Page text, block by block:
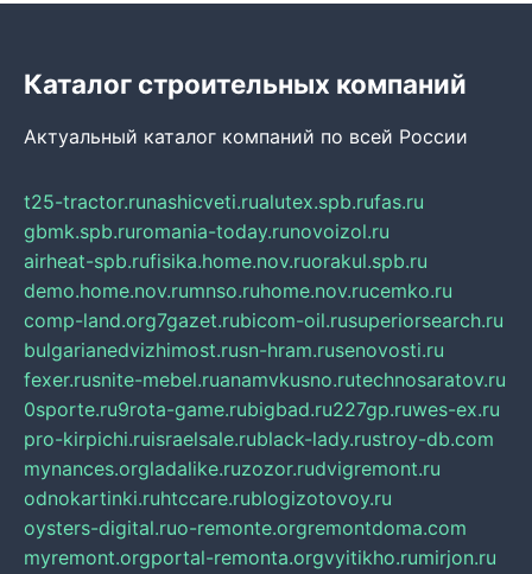
Каталог строительных компаний
Актуальный каталог компаний по всей России
t25-tractor.runashicveti.rualutex.spb.rufas.ru
gbmk.spb.ruromania-today.runovoizol.ru
airheat-spb.rufisika.home.nov.ruorakul.spb.ru
demo.home.nov.rumnso.ruhome.nov.rucemko.ru
comp-land.org7gazet.rubicom-oil.rusuperiorsearch.ru
bulgarianedvizhimost.rusn-hram.rusenovosti.ru
fexer.rusnite-mebel.ruanamvkusno.rutechnosaratov.ru
0sporte.ru9rota-game.rubigbad.ru227gp.ruwes-ex.ru
pro-kirpichi.ruisraelsale.rublack-lady.rustroy-db.com
mynances.orgladalike.ruzozor.rudvigremont.ru
odnokartinki.ruhtccare.rublogizotovoy.ru
oysters-digital.ruo-remonte.orgremontdoma.com
myremont.orgportal-remonta.orgvyitikho.rumirjon.ru